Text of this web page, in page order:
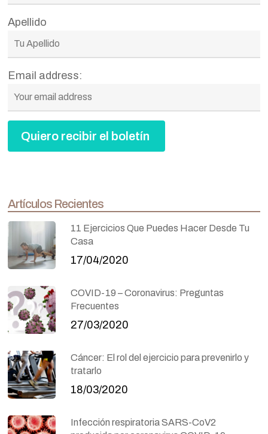
Apellido
Email address:
Artículos Recientes
11 Ejercicios Que Puedes Hacer Desde Tu
Casa
17/04/2020
COVID-19 – Coronavirus: Preguntas
Frecuentes
27/03/2020
Cáncer: El rol del ejercicio para prevenirlo y
tratarlo
18/03/2020
Infección respiratoria SARS-CoV2